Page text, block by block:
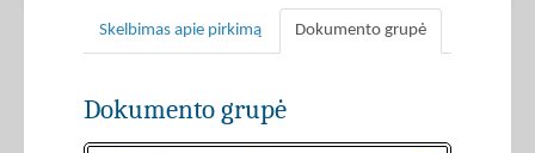
Skelbimas apie pirkimą Dokumento grupė
Dokumento grupė